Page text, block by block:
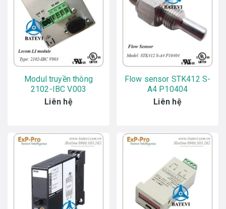
Modul truyền thông
2102-IBC V003
Liên hệ
Flow sensor STK412 S-
A4 P10404
Liên hệ